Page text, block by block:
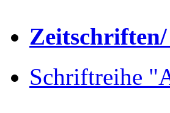
Schriftreihe